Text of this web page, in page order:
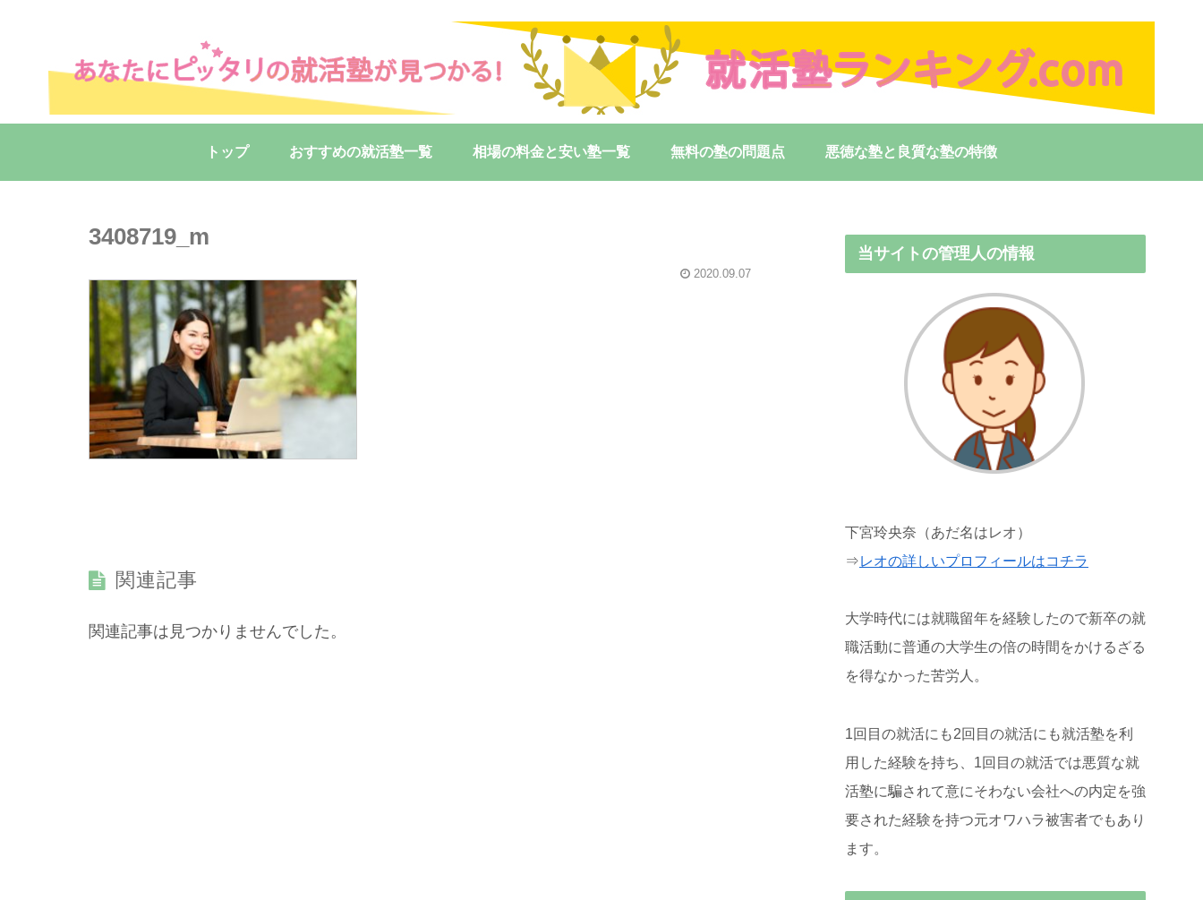
トップ おすすめの就活塾一覧 相場の料金と安い塾一覧 無料の塾の問題点 悪徳な塾と良質な塾の特徴
3408719_m
2020.09.07
関連記事
関連記事は見つかりませんでした。
当サイトの管理人の情報
下宮玲央奈（あだ名はレオ）
⇒レオの詳しいプロフィールはコチラ
大学時代には就職留年を経験したので新卒の就
職活動に普通の大学生の倍の時間をかけるざる
を得なかった苦労人。
1回目の就活にも2回目の就活にも就活塾を利
用した経験を持ち、1回目の就活では悪質な就
活塾に騙されて意にそわない会社への内定を強
要された経験を持つ元オワハラ被害者でもあり
ます。